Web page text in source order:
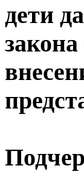
дети